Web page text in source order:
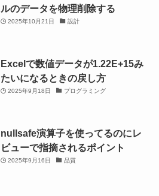
ルのデータを物理削除する
2025年10月21日 設計
Excelで数値データが1.22E+15み
たいになるときの戻し方
2025年9月18日 プログラミング
nullsafe演算子を使ってるのにレ
ビューで指摘されるポイント
2025年9月16日 品質